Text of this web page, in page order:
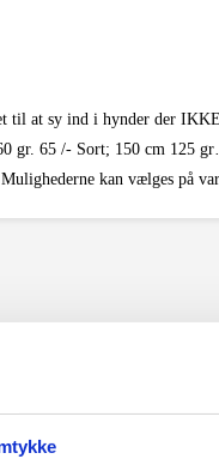
til at sy ind i hynder der
gr. 65 /- Sort; 150 cm 125
kan vælges på